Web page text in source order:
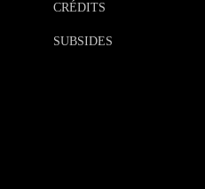
CRÉDITS
SUBSIDES